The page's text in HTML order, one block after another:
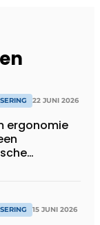
22 JUNI 2026
ergonomie
15 JUNI 2026